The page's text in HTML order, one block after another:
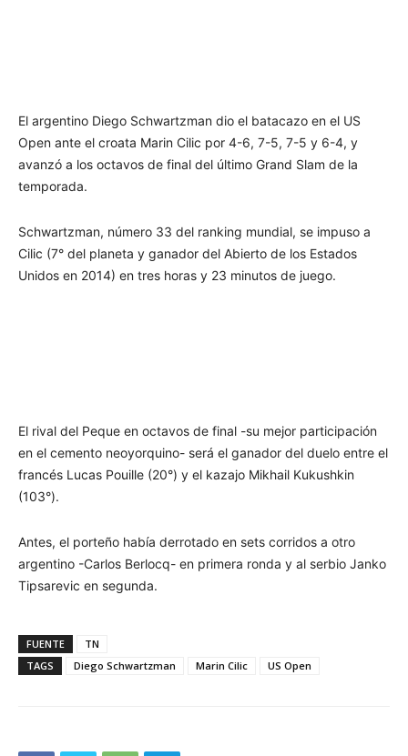
El argentino Diego Schwartzman dio el batacazo en el US
Open ante el croata Marin Cilic por 4-6, 7-5, 7-5 y 6-4, y
avanzó a los octavos de final del último Grand Slam de la
temporada.
Schwartzman, número 33 del ranking mundial, se impuso a
Cilic (7° del planeta y ganador del Abierto de los Estados
Unidos en 2014) en tres horas y 23 minutos de juego.
El rival del Peque en octavos de final -su mejor participación
en el cemento neoyorquino- será el ganador del duelo entre el
francés Lucas Pouille (20°) y el kazajo Mikhail Kukushkin
(103°).
Antes, el porteño había derrotado en sets corridos a otro
argentino -Carlos Berlocq- en primera ronda y al serbio Janko
Tipsarevic en segunda.
FUENTE
TN
TAGS
Diego Schwartzman Marin Cilic US Open